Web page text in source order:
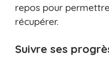
repos pour
récupérer.
Suivre ses